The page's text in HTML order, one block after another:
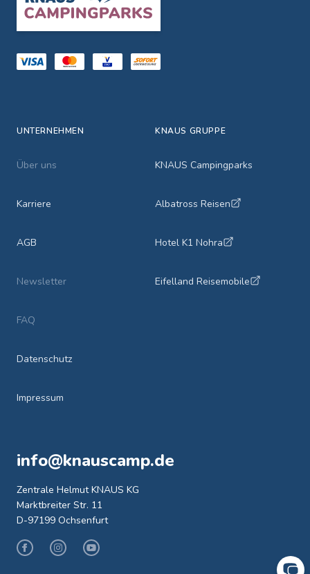
UNTERNEHMEN
Über uns
Karriere
AGB
Newsletter
FAQ
Datenschutz
Impressum
KNAUS GRUPPE
KNAUS Campingparks
Albatross Reisen
Hotel K1 Nohra
Eifelland Reisemobile
info@knauscamp.de
Zentrale Helmut KNAUS KG
Marktbreiter Str. 11
D-97199 Ochsenfurt
FacebookInstagramYoutube